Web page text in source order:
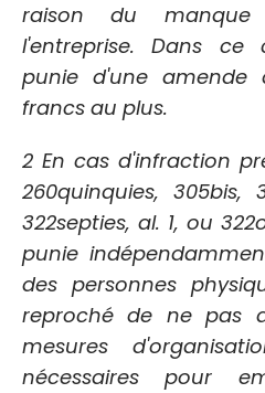
raison du manque
l'entreprise. Dans ce
punie d'une amende
francs au plus.
2 En cas d'infraction
260quinquies, 305bis,
322septies, al. 1, ou
punie
des personnes
reproché de ne pas
mesures
nécessaires pour